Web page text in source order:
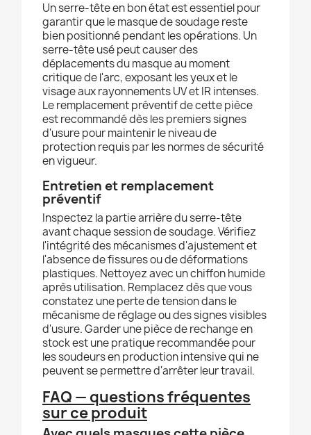
Un serre-tête en bon état est essentiel pour
garantir que le masque de soudage reste
bien positionné pendant les opérations. Un
serre-tête usé peut causer des
déplacements du masque au moment
critique de l'arc, exposant les yeux et le
visage aux rayonnements UV et IR intenses.
Le remplacement préventif de cette pièce
est recommandé dès les premiers signes
d'usure pour maintenir le niveau de
protection requis par les normes de sécurité
en vigueur.
Entretien et remplacement
préventif
Inspectez la partie arrière du serre-tête
avant chaque session de soudage. Vérifiez
l'intégrité des mécanismes d'ajustement et
l'absence de fissures ou de déformations
plastiques. Nettoyez avec un chiffon humide
après utilisation. Remplacez dès que vous
constatez une perte de tension dans le
mécanisme de réglage ou des signes visibles
d'usure. Garder une pièce de rechange en
stock est une pratique recommandée pour
les soudeurs en production intensive qui ne
peuvent se permettre d'arrêter leur travail.
FAQ — questions fréquentes
sur ce produit